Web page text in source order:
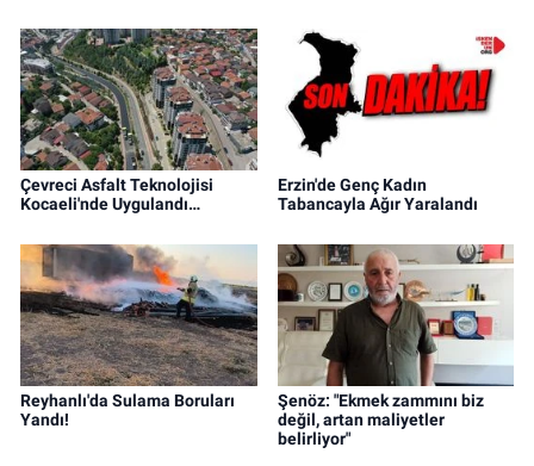
Çevreci Asfalt Teknolojisi
Kocaeli'nde Uygulandı…
Erzin'de Genç Kadın
Tabancayla Ağır Yaralandı
Reyhanlı'da Sulama Boruları
Yandı!
Şenöz: "Ekmek zammını biz
değil, artan maliyetler
belirliyor"